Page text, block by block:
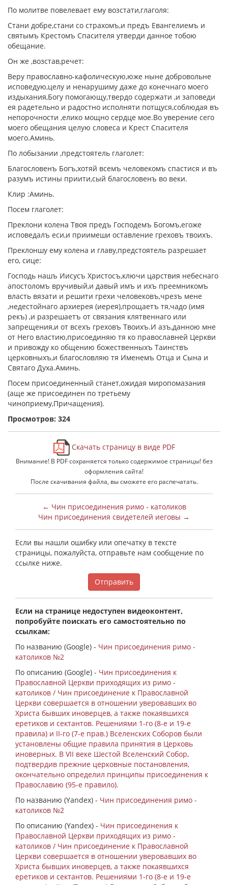
По молитве повелевает ему возстати,глаголя:
Стани добре,стани со страхомъ,и предъ Евангелиемъ и
святымъ Крестомъ Спасителя утверди данное тобою
обещание.
Он же ,возстав,речет:
Веру православно-кафолическую,юже ныне добровольне
исповедую,целу и ненарушиму даже до конечнаго моего
издыхания,Богу помогающу,твердо содержати ,и заповеди
ея радетельно и радостно исполняти потщуся,соблюдая въ
непорочности ,елико мощно сердце мое.Во уверение сего
моего обещания целую словеса и Крест Спасителя
моего.Аминь.
По лобызании ,предстоятель глаголет:
Благословенъ Богъ,хотяй всемъ человекомъ спастися и въ
разумъ истины приити,сый благословенъ во веки.
Клир :Аминь.
Посем глаголет:
Преклони колена Твоя предъ Господемъ Богомъ,егоже
исповедалъ еси,и приимеши оставление греховъ твоихъ.
Преклоншу ему колена и главу,предстоятель разрешает
его, сице:
Господь нашъ Иисусъ Христосъ,ключи царствия небеснаго
апостоломъ вручивый,и давый имъ и ихъ преемникомъ
власть вязати и решити грехи человековъ,чрезъ мене
,недестойнаго архиерея (иерея),прощаетъ тя,чадо (имя
рекъ) ,и разрешаетъ от связания клятвеннаго или
запрещения,и от всехъ греховъ Твоихъ.И азъ,данною мне
от Него властию,присоединяю тя ко православней Церкви
и привожду ко общению божественныхъ Таинствъ
церковныхъ,и благословляю тя Именемъ Отца и Сына и
Святаго Духа.Аминь.
Посем присоединенный станет,ожидая миропомазания
(аще же присоединен по третьему
чиноприему,Причащения).
Просмотров: 324
Скачать страницу в виде PDF
Внимание! В PDF сохраняется только содержимое страницы! без
оформления сайта!
После скачивания файла, вы сможете его распечатать.
← Чин присоединения римо - католиков
Чин присоединения свидетелей иеговы →
Если вы нашли ошибку или опечатку в тексте
страницы, пожалуйста, отправьте нам сообщение по
ссылке ниже.
Отправить
Если на странице недоступен видеоконтент,
попробуйте поискать его самостоятельно по
ссылкам:
По названию (Google) - Чин присоединения римо -
католиков №2
По описанию (Google) - Чин присоединения к
Православной Церкви приходящих из римо -
католиков / Чин присоединение к Православной
Церкви совершается в отношении уверовавших во
Христа бывших иноверцев, а также покаявшихся
еретиков и сектантов. Решениями 1-го (8-е и 19-е
правила) и II-го (7-е прав.) Вселенских Соборов были
установлены общие правила принятия в Церковь
иноверных. В VII веке Шестой Вселенский Собор,
подтвердив прежние церковные постановления,
окончательно определил принципы присоединения к
Православию (95-е правило).
По названию (Yandex) - Чин присоединения римо -
католиков №2
По описанию (Yandex) - Чин присоединения к
Православной Церкви приходящих из римо -
католиков / Чин присоединение к Православной
Церкви совершается в отношении уверовавших во
Христа бывших иноверцев, а также покаявшихся
еретиков и сектантов. Решениями 1-го (8-е и 19-е